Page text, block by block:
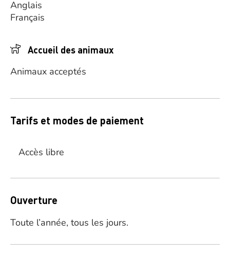
Anglais
Français
Accueil des animaux
Animaux acceptés
Tarifs et modes de paiement
Accès libre
Ouverture
Toute l’année, tous les jours.